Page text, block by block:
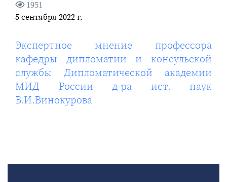
1951
5 сентября 2022 г.
Экспертное мнение профессора
кафедры дипломатии и консульской
службы Дипломатической академии
МИД России д-ра ист. наук
В.И.Винокурова